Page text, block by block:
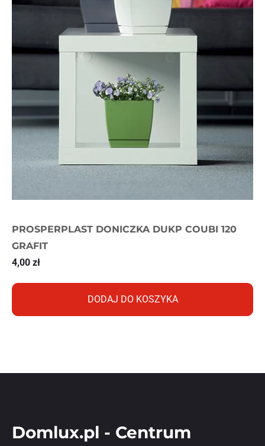
PROSPERPLAST DONICZKA DUKP COUBI 120
GRAFIT
4,00 zł
DODAJ DO KOSZYKA
Domlux.pl - Centrum